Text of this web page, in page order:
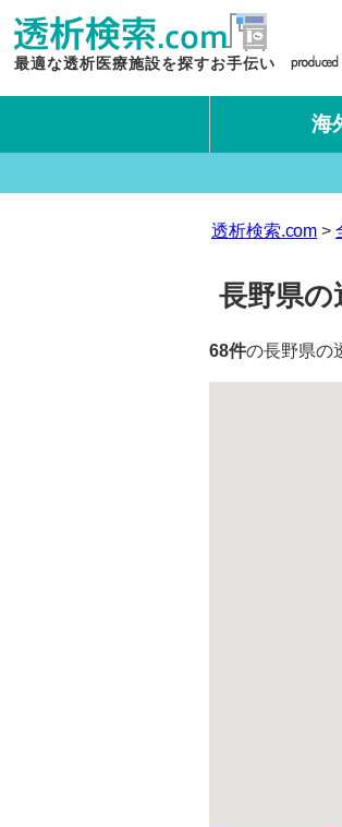
最適な透析医療施設を探すお手伝い
海
透析検索.com
長野県の
68件の長野県の